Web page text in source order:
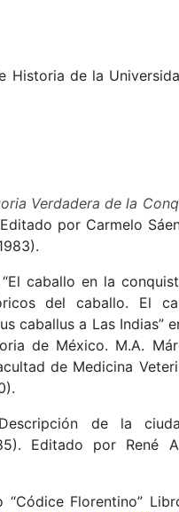
Historia de la
Verdadera de la
por Carmelo
caballo en la
del caballo. El
caballus a Las Indias”
de México. M.A.
de Medicina
de la
Editado por René
“Códice Florentino”